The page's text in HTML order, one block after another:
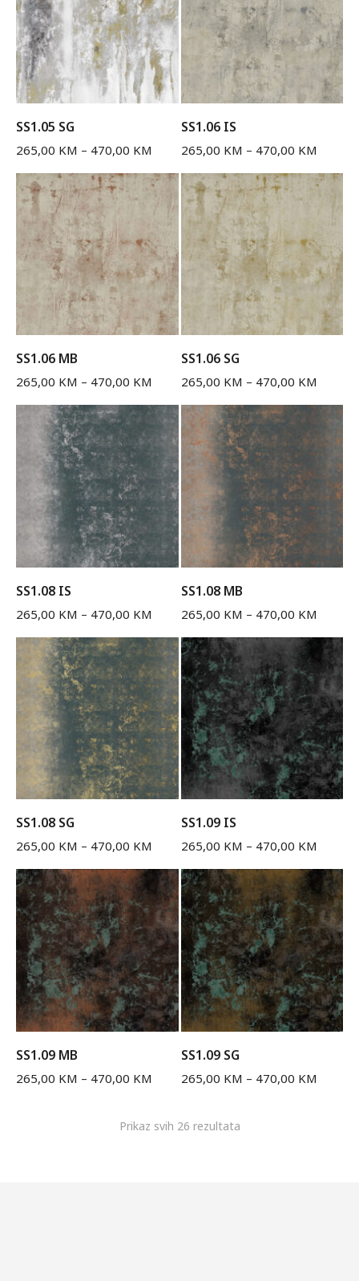
SS1.05 SG
265,00 KM – 470,00 KM
SS1.06 IS
265,00 KM – 470,00 KM
SS1.06 MB
265,00 KM – 470,00 KM
SS1.06 SG
265,00 KM – 470,00 KM
SS1.08 IS
265,00 KM – 470,00 KM
SS1.08 MB
265,00 KM – 470,00 KM
SS1.08 SG
265,00 KM – 470,00 KM
SS1.09 IS
265,00 KM – 470,00 KM
SS1.09 MB
265,00 KM – 470,00 KM
SS1.09 SG
265,00 KM – 470,00 KM
Prikaz svih 26 rezultata